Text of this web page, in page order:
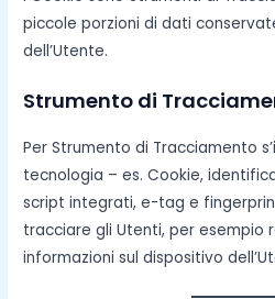
piccole porzioni di dati
dell’Utente.
Strumento di
Per Strumento di Tracciamento
tecnologia – es. Cookie,
script integrati, e-tag e
tracciare gli Utenti, per esempio
informazioni sul dispositivo